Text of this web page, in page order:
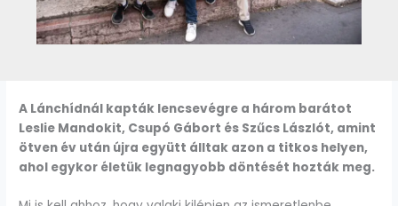
A Lánchídnál kapták lencsevégre a három barátot
Leslie Mandokit, Csupó Gábort és Szűcs Lászlót, amint
ötven év után újra együtt álltak azon a titkos helyen,
ahol egykor életük legnagyobb döntését hozták meg.